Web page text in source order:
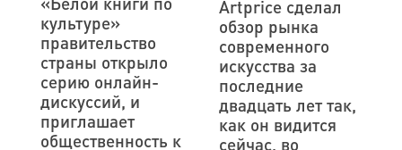
культуре»
правительство
страны открыло
серию онлайн-
дискуссий, и
приглашает
общественность к
Artprice сделал
обзор рынка
современного
искусства за
последние
двадцать лет так,
как он видится
сейчас, во